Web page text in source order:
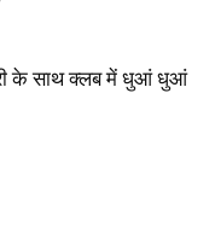
के साथ क्लब में धुआं धुआं